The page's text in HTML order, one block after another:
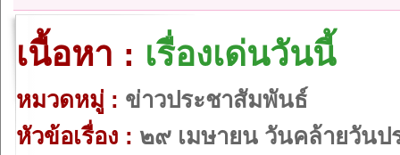
เนื้อหา : เรื่องเด่นวันนี้
หมวดหมู่ : ข่าวประชาสัมพันธ์
หัวข้อเรื่อง : ๒๙ เมษายน วันคล้ายวันป